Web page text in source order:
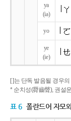
ya
(ia)
yo
ye
(ie)
[ ]는 단독 발음될 경우
* 순치성(脣齒聲), 권설
표 6 폴란드어 자모